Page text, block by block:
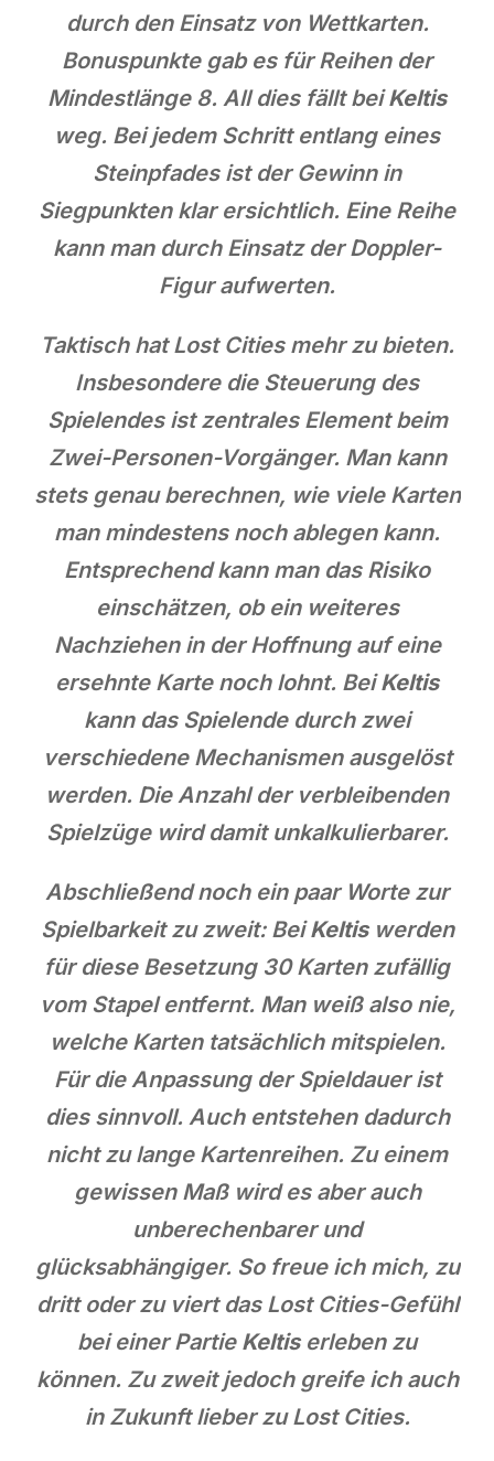
durch den Einsatz von Wettkarten.
Bonuspunkte gab es für Reihen der
Mindestlänge 8. All dies fällt beiKeltis
weg. Bei jedem Schritt entlang eines
Steinpfades ist der Gewinn in
Siegpunkten klar ersichtlich. Eine Reihe
kann man durch Einsatz der Doppler-
Figur aufwerten.
Taktisch hat Lost Cities mehr zu bieten.
Insbesondere die Steuerung des
Spielendes ist zentrales Element beim
Zwei-Personen-Vorgänger. Man kann
stets genau berechnen, wie viele Karten
man mindestens noch ablegen kann.
Entsprechend kann man das Risiko
einschätzen, ob ein weiteres
Nachziehen in der Hoffnung auf eine
ersehnte Karte noch lohnt. BeiKeltis
kann das Spielende durch zwei
verschiedene Mechanismen ausgelöst
werden. Die Anzahl der verbleibenden
Spielzüge wird damit unkalkulierbarer.
Abschließend noch ein paar Worte zur
Spielbarkeit zu zweit: BeiKeltiswerden
für diese Besetzung 30 Karten zufällig
vom Stapel entfernt. Man weiß also nie,
welche Karten tatsächlich mitspielen.
Für die Anpassung der Spieldauer ist
dies sinnvoll. Auch entstehen dadurch
nicht zu lange Kartenreihen. Zu einem
gewissen Maß wird es aber auch
unberechenbarer und
glücksabhängiger. So freue ich mich, zu
dritt oder zu viert das Lost Cities-Gefühl
bei einer Partie Keltiserleben zu
können. Zu zweit jedoch greife ich auch
in Zukunft lieber zu Lost Cities.